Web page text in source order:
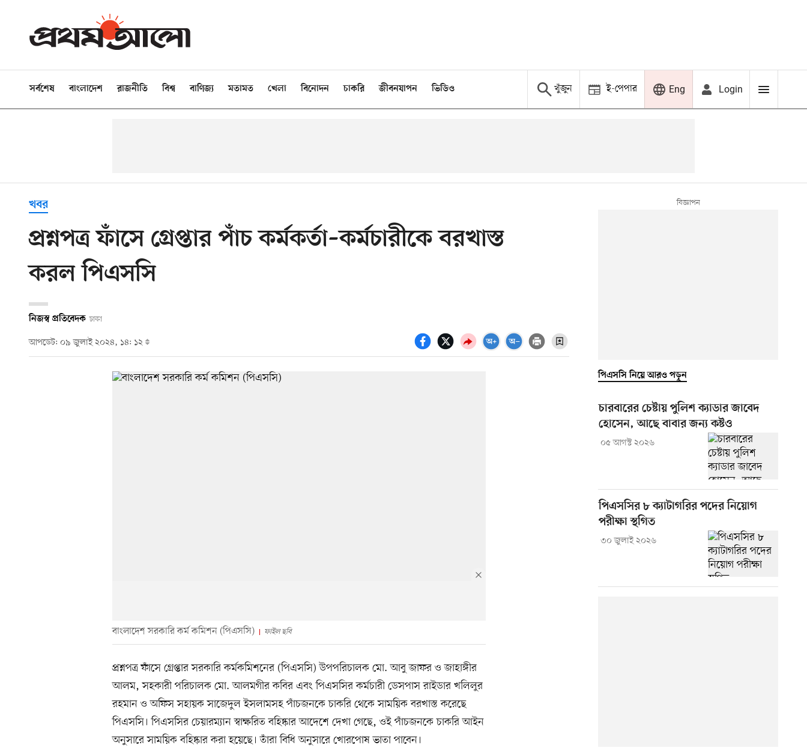
সর্বশেষ বাংলাদেশ রাজনীতি বিশ্ব বাণিজ্য মতামত খেলা বিনোদন চাকরি জীবনযাপন ভিডিও খুঁজুন ই-পেপার Eng Login
খবর
প্রশ্নপত্র ফাঁসে গ্রেপ্তার পাঁচ কর্মকর্তা–কর্মচারীকে বরখাস্ত
করল পিএসসি
নিজস্ব প্রতিবেদক ঢাকা
আপডেট: ০৯ জুলাই ২০২৪, ১৪: ১২
বাংলাদেশ সরকারি কর্ম কমিশন (পিএসসি) ফাইল ছবি
প্রশ্নপত্র ফাঁসে গ্রেপ্তার সরকারি কর্মকমিশনের (পিএসসি) উপপরিচালক মো. আবু জাফর ও জাহাঙ্গীর
আলম, সহকারী পরিচালক মো. আলমগীর কবির এবং পিএসসির কর্মচারী ডেসপাস রাইডার খলিলুর
রহমান ও অফিস সহায়ক সাজেদুল ইসলামসহ পাঁচজনকে চাকরি থেকে সাময়িক বরখাস্ত করেছে
পিএসসি। পিএসসির চেয়ারম্যান স্বাক্ষরিত বহিষ্কার আদেশে দেখা গেছে, ওই পাঁচজনকে চাকরি আইন
অনুসারে সাময়িক বহিষ্কার করা হয়েছে। তাঁরা বিধি অনুসারে খোরপোষ ভাতা পাবেন।
পিএসসি নিয়ে আরও পড়ুন
চারবারের চেষ্টায় পুলিশ ক্যাডার জাবেদ
হোসেন, আছে বাবার জন্য কষ্টও
০৫ আগস্ট ২০২৬
পিএসসির ৮ ক্যাটাগরির পদের নিয়োগ
পরীক্ষা স্থগিত
৩০ জুলাই ২০২৬